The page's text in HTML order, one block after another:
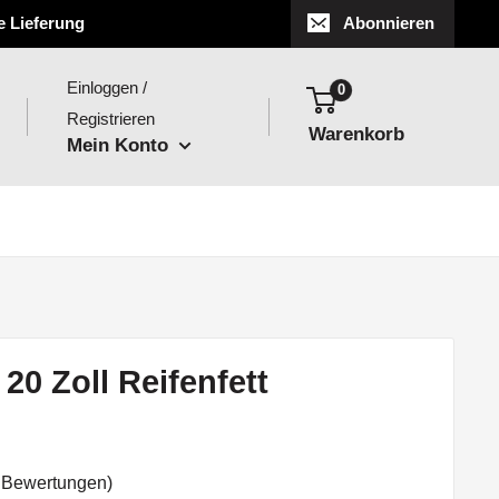
Lieferung Abonnieren
Einloggen /
Registrieren
Mein Konto
0
Warenkorb
Zoll Reifenfett